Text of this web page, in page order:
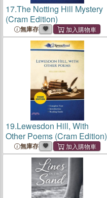
17.The Notting Hill Mystery
(Cram Edition)
無庫存
19.Lewesdon Hill, With
Other Poems (Cram Edition)
無庫存